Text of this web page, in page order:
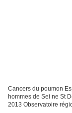
Cancers du poumon
hommes de Sei ne St
2013 Observatoire